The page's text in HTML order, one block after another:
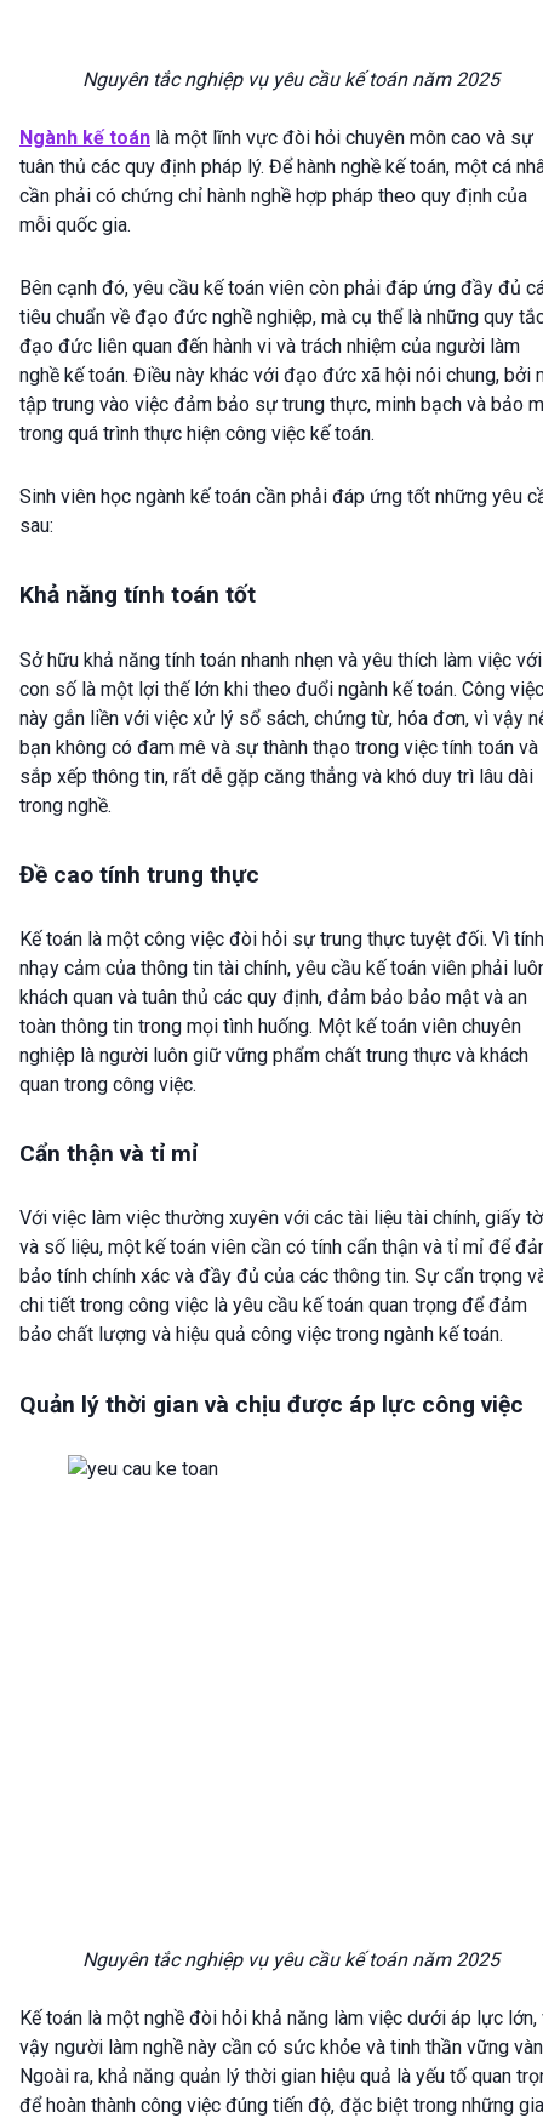
Nguyên tắc nghiệp vụ yêu cầu kế toán năm 2025
Ngành kế toán là một lĩnh vực đòi hỏi chuyên môn cao và sự
tuân thủ các quy định pháp lý. Để hành nghề kế toán, một cá
cần phải có chứng chỉ hành nghề hợp pháp theo quy định của
mỗi quốc gia.
Bên cạnh đó, yêu cầu kế toán viên còn phải đáp ứng đầy đủ
tiêu chuẩn về đạo đức nghề nghiệp, mà cụ thể là những quy
đạo đức liên quan đến hành vi và trách nhiệm của người làm
nghề kế toán. Điều này khác với đạo đức xã hội nói chung, bởi
tập trung vào việc đảm bảo sự trung thực, minh bạch và bảo
trong quá trình thực hiện công việc kế toán.
Sinh viên học ngành kế toán cần phải đáp ứng tốt những yêu
sau:
Khả năng tính toán tốt
Sở hữu khả năng tính toán nhanh nhẹn và yêu thích làm việc với
con số là một lợi thế lớn khi theo đuổi ngành kế toán. Công việc
này gắn liền với việc xử lý sổ sách, chứng từ, hóa đơn, vì vậy
bạn không có đam mê và sự thành thạo trong việc tính toán và
sắp xếp thông tin, rất dễ gặp căng thẳng và khó duy trì lâu dài
trong nghề.
Đề cao tính trung thực
Kế toán là một công việc đòi hỏi sự trung thực tuyệt đối. Vì tính
nhạy cảm của thông tin tài chính, yêu cầu kế toán viên phải
khách quan và tuân thủ các quy định, đảm bảo bảo mật và an
toàn thông tin trong mọi tình huống. Một kế toán viên chuyên
nghiệp là người luôn giữ vững phẩm chất trung thực và khách
quan trong công việc.
Cẩn thận và tỉ mỉ
Với việc làm việc thường xuyên với các tài liệu tài chính, giấy tờ
và số liệu, một kế toán viên cần có tính cẩn thận và tỉ mỉ để
bảo tính chính xác và đầy đủ của các thông tin. Sự cẩn trọng
chi tiết trong công việc là yêu cầu kế toán quan trọng để đảm
bảo chất lượng và hiệu quả công việc trong ngành kế toán.
Quản lý thời gian và chịu được áp lực công việc
Nguyên tắc nghiệp vụ yêu cầu kế toán năm 2025
Kế toán là một nghề đòi hỏi khả năng làm việc dưới áp lực lớn,
vậy người làm nghề này cần có sức khỏe và tinh thần vững
Ngoài ra, khả năng quản lý thời gian hiệu quả là yếu tố quan
để hoàn thành công việc đúng tiến độ, đặc biệt trong những